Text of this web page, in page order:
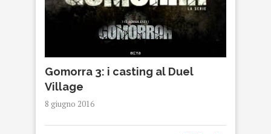
Gomorra 3: i casting al Duel
Village
8 giugno 2016